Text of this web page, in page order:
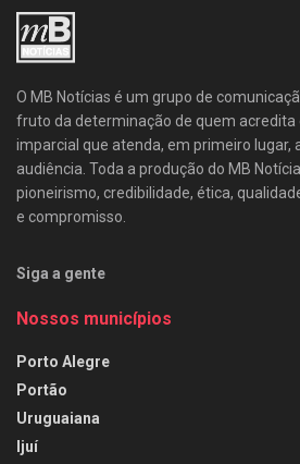
O MB Notícias é um grupo de
fruto da determinação de quem
imparcial que atenda, em primeiro lugar,
audiência. Toda a produção do MB
pioneirismo, credibilidade, ética,
e compromisso.
Siga a gente
Nossos municípios
Porto Alegre
Portão
Uruguaiana
Ijuí